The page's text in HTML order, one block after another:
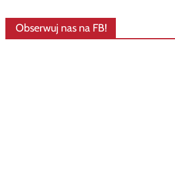
Obserwuj nas na FB!